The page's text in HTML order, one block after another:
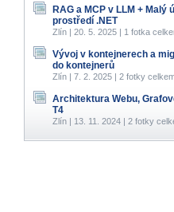
RAG a MCP v LLM + Malý
prostředí .NET
Zlín | 20. 5. 2025 | 1 fotka
Vývoj v kontejnerech a
do kontejnerů
Zlín | 7. 2. 2025 | 2 fotky
Architektura Webu,
T4
Zlín | 13. 11. 2024 | 2 fotky